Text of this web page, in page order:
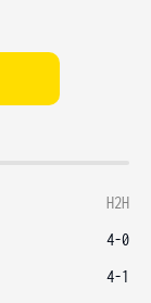
H2H
4-0
4-1